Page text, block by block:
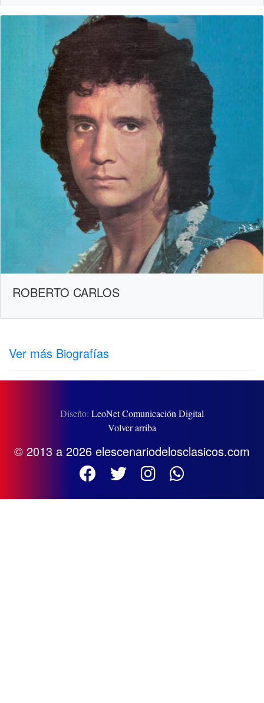
ROBERTO CARLOS
Ver más Biografías
Diseño: LeoNet Comunicación Digital
Volver arriba
© 2013 a 2026 elescenariodelosclasicos.com